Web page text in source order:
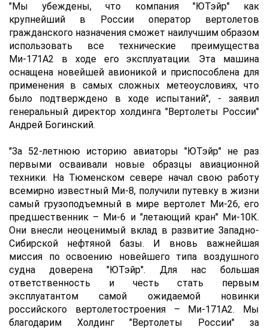
"Мы убеждены, что компания "ЮТэйр" как
крупнейший в России оператор вертолетов
гражданского назначения сможет наилучшим образом
использовать все технические преимущества
Ми-171А2 в ходе его эксплуатации. Эта машина
оснащена новейшей авионикой и приспособлена для
применения в самых сложных метеоусловиях, что
было подтверждено в ходе испытаний", - заявил
генеральный директор холдинга "Вертолеты России"
Андрей Богинский.
"За 52-летнюю историю авиаторы "ЮТэйр" не раз
первыми осваивали новые образцы авиационной
техники. На Тюменском севере начал свою работу
всемирно известный Ми-8, получили путевку в жизни
самый грузоподъемный в мире вертолет Ми-26, его
предшественник – Ми-6 и "летающий кран" Ми-10К.
Они внесли неоценимый вклад в развитие Западно-
Сибирской нефтяной базы. И вновь важнейшая
миссия по освоению новейшего типа воздушного
судна доверена "ЮТэйр". Для нас большая
ответственность и честь стать первым
эксплуатантом самой ожидаемой новинки
российского вертолетостроения – Ми-171А2. Мы
благодарим Холдинг "Вертолеты России" за